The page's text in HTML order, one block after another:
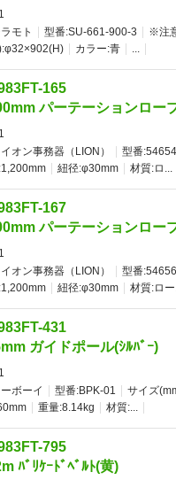
1
モト
型番:SU-661-900-3
※注
カラー:青 ...
165
パーテーションロー
1
オン事務器（LION）
型番:54654
紐径:φ30mm 材質:ロ...
167
パーテーションロー
1
オン事務器（LION）
型番:54656
紐径:φ30mm 材質:ロ
431
ガイドポール(ｼﾙﾊﾞｰ)
1
ボーイ
型番:BPK-01 サイズ
重量:8.14kg 材質:...
795
ﾊﾞﾘｹｰﾄﾞﾍﾞﾙﾄ(黄)